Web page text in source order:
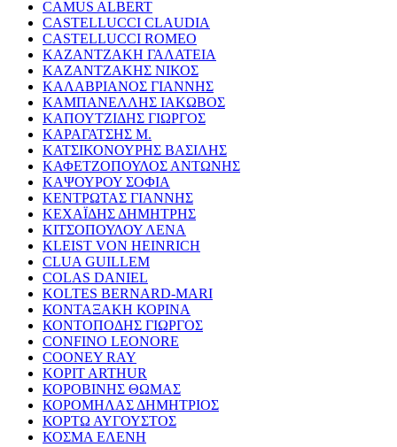
CAMUS ALBERT
CASTELLUCCI CLAUDIA
CASTELLUCCI ROMEO
ΚΑΖΑΝΤΖΑΚΗ ΓΑΛΑΤΕΙΑ
ΚΑΖΑΝΤΖΑΚΗΣ ΝΙΚΟΣ
ΚΑΛΑΒΡΙΑΝΟΣ ΓΙΑΝΝΗΣ
ΚΑΜΠΑΝΕΛΛΗΣ ΙΑΚΩΒΟΣ
ΚΑΠΟΥΤΖΙΔΗΣ ΓΙΩΡΓΟΣ
ΚΑΡΑΓΑΤΣΗΣ Μ.
ΚΑΤΣΙΚΟΝΟΥΡΗΣ ΒΑΣΙΛΗΣ
ΚΑΦΕΤΖΟΠΟΥΛΟΣ ΑΝΤΩΝΗΣ
ΚΑΨΟΥΡΟΥ ΣΟΦΙΑ
ΚΕΝΤΡΩΤΑΣ ΓΙΑΝΝΗΣ
ΚΕΧΑΪΔΗΣ ΔΗΜΗΤΡΗΣ
ΚΙΤΣΟΠΟΥΛΟΥ ΛΕΝΑ
KLEIST VON HEINRICH
CLUA GUILLEM
COLAS DANIEL
KOLTES BERNARD-MARI
ΚΟΝΤΑΞΑΚΗ ΚΟΡΙΝΑ
ΚΟΝΤΟΠΟΔΗΣ ΓΙΩΡΓΟΣ
CONFINO LEONORE
COONEY RAY
KOPIT ARTHUR
ΚΟΡΟΒΙΝΗΣ ΘΩΜΑΣ
ΚΟΡΟΜΗΛΑΣ ΔΗΜΗΤΡΙΟΣ
ΚΟΡΤΩ ΑΥΓΟΥΣΤΟΣ
ΚΟΣΜΑ ΕΛΕΝΗ